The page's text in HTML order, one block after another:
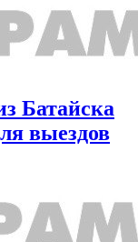
Батайска
выездов